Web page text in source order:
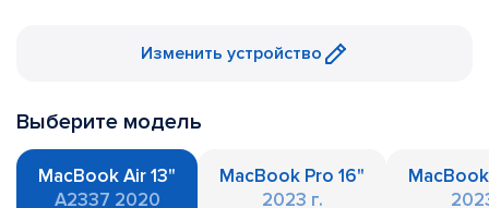
Изменить устройство
Выберите модель
MacBook Air 13"
A2337 2020
MacBook Pro 16"
2023 г.